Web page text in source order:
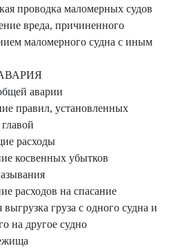
проводка маломерных судов
вреда, причиненного
маломерного судна с иным
аварии
правил, установленных
расходы
косвенных убытков
расходов на спасание
выгрузка груза с одного судна и
на другое судно